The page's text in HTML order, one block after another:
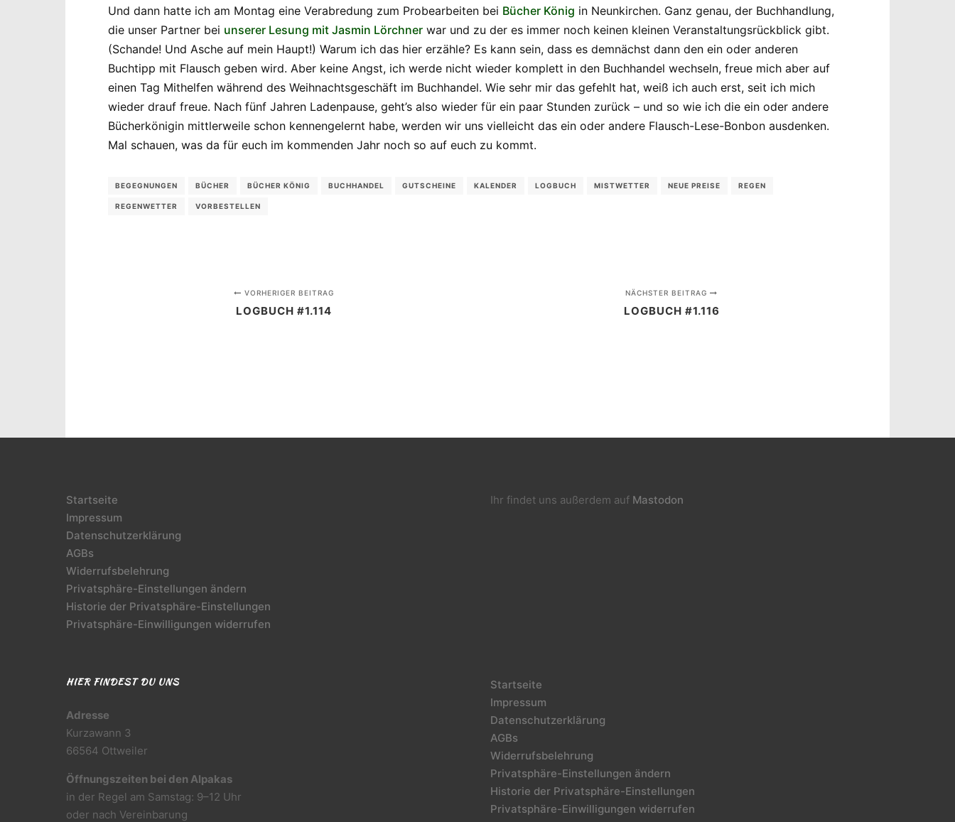
Und dann hatte ich am Montag eine Verabredung zum Probearbeiten bei Bücher König in Neunkirchen. Ganz genau, der Buchhandlung,
die unser Partner bei unserer Lesung mit Jasmin Lörchner war und zu der es immer noch keinen kleinen Veranstaltungsrückblick gibt.
(Schande! Und Asche auf mein Haupt!) Warum ich das hier erzähle? Es kann sein, dass es demnächst dann den ein oder anderen
Buchtipp mit Flausch geben wird. Aber keine Angst, ich werde nicht wieder komplett in den Buchhandel wechseln, freue mich aber auf
einen Tag Mithelfen während des Weihnachtsgeschäft im Buchhandel. Wie sehr mir das gefehlt hat, weiß ich auch erst, seit ich mich
wieder drauf freue. Nach fünf Jahren Ladenpause, geht’s also wieder für ein paar Stunden zurück – und so wie ich die ein oder andere
Bücherkönigin mittlerweile schon kennengelernt habe, werden wir uns vielleicht das ein oder andere Flausch-Lese-Bonbon ausdenken.
Mal schauen, was da für euch im kommenden Jahr noch so auf euch zu kommt.
BEGEGNUNGEN BÜCHER BÜCHER KÖNIG BUCHHANDEL GUTSCHEINE KALENDER LOGBUCH MISTWETTER NEUE PREISE REGEN
REGENWETTER VORBESTELLEN
VORHERIGER BEITRAG
LOGBUCH #1.114
NÄCHSTER BEITRAG
LOGBUCH #1.116
Startseite
Impressum
Datenschutzerklärung
AGBs
Widerrufsbelehrung
Privatsphäre-Einstellungen ändern
Historie der Privatsphäre-Einstellungen
Privatsphäre-Einwilligungen widerrufen
Ihr findet uns außerdem auf Mastodon
HIER FINDEST DU UNS
Adresse
Kurzawann 3
66564 Ottweiler
Öffnungszeiten bei den Alpakas
in der Regel am Samstag: 9–12 Uhr
oder nach Vereinbarung
Startseite
Impressum
Datenschutzerklärung
AGBs
Widerrufsbelehrung
Privatsphäre-Einstellungen ändern
Historie der Privatsphäre-Einstellungen
Privatsphäre-Einwilligungen widerrufen